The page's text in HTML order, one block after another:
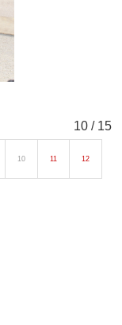
10 / 15
10 11 12